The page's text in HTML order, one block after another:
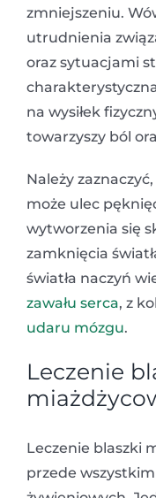
zmniejszeniu.
utrudnienia
oraz sytuacjami
na wysiłek
towarzyszy ból
Należy
może ulec
wytworzenia się
zamknięcia
światła naczyń
zawału serca, z
udaru mózgu.
Leczenie
Leczenie blaszki
przede